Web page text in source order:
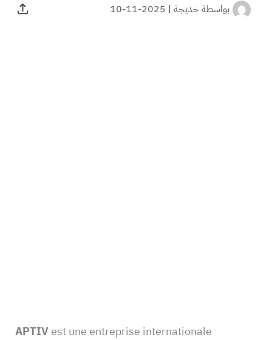
بواسطةخديجة |
2025-11-10
APTIVest une entreprise internationale